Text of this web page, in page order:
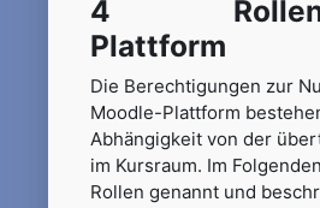
4 Rollen
Plattform
Die Berechtigungen zur
Moodle-Plattform
Abhängigkeit von der
im Kursraum. Im
Rollen genannt und